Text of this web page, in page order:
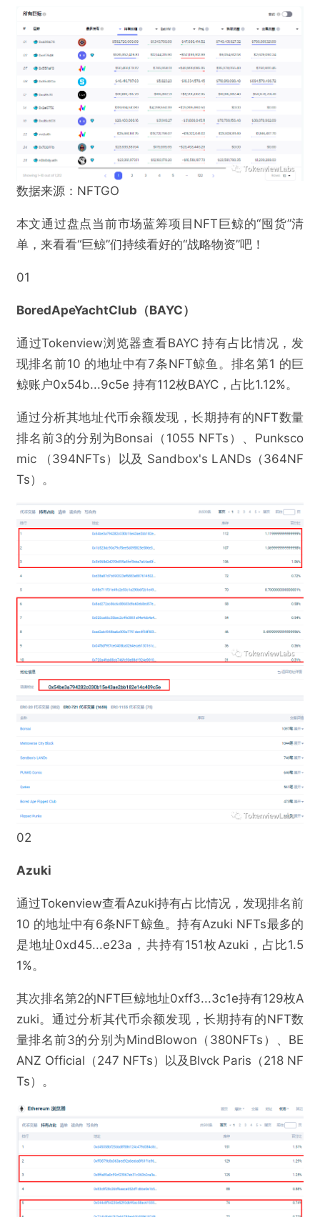
数据来源：NFTGO
本文通过盘点当前市场蓝筹项目NFT巨鲸的“囤货”清
单，来看看“巨鲸”们持续看好的“战略物资”吧！
01
BoredApeYachtClub（BAYC）
通过Tokenview浏览器查看BAYC 持有占比情况，发
现排名前10 的地址中有7条NFT鲸鱼。排名第1 的巨
鲸账户0x54b...9c5e 持有112枚BAYC，占比1.12%。
通过分析其地址代币余额发现，长期持有的NFT数量
排名前3的分别为Bonsai（1055 NFTs）、Punksco
mic （394NFTs）以及 Sandbox's LANDs（364NF
Ts）。
02
Azuki
通过Tokenview查看Azuki持有占比情况，发现排名前
10 的地址中有6条NFT鲸鱼。持有Azuki NFTs最多的
是地址0xd45...e23a，共持有151枚Azuki，占比1.5
1%。
其次排名第2的NFT巨鲸地址0xff3...3c1e持有129枚A
zuki。通过分析其代币余额发现，长期持有的NFT数
量排名前3的分别为MindBlowon（380NFTs）、BE
ANZ Official（247 NFTs）以及Blvck Paris（218 NF
Ts）。